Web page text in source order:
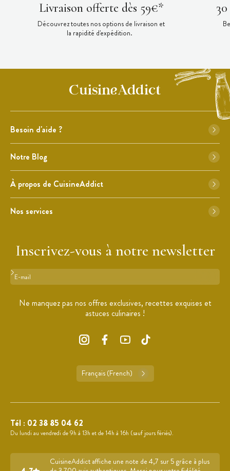
Livraison offerte dès 59€*
Découvrez toutes nos options de livraison et
la rapidité d'expédition.
Besoin d'aide ?
Notre Blog
À propos de CuisineAddict
Nos services
Inscrivez-vous à notre newsletter
Format : adresse@email.com
Ne manquez pas nos offres exclusives, recettes exquises et
astuces culinaires !
Français (French)
Tél : 02 38 85 04 62
Du lundi au vendredi de 9h à 13h et de 14h à 16h (sauf jours fériés).
CuisineAddict affiche une note de 4,7 sur 5 grâce à plus